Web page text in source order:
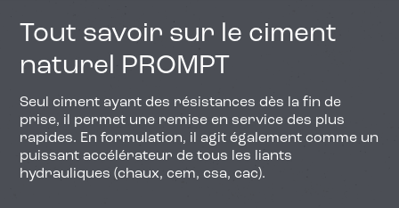
Tout savoir sur le ciment
naturel PROMPT
Seul ciment ayant des résistances dès la fin de
prise, il permet une remise en service des plus
rapides. En formulation, il agit également comme un
puissant accélérateur de tous les liants
hydrauliques (chaux, cem, csa, cac).